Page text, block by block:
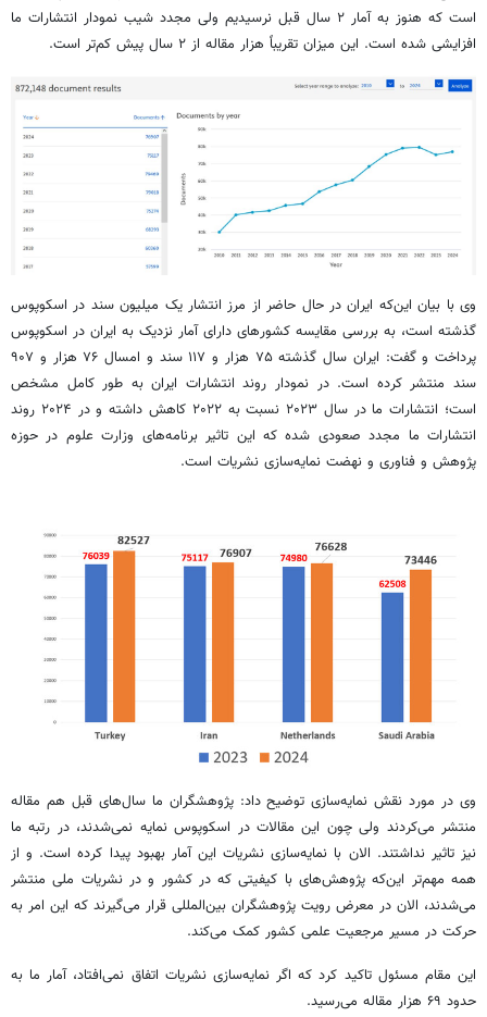
است که هنوز به آمار ۲ سال قبل نرسیدیم ولی مجدد شیب نمودار انتشارات ما
افزایشی شده است. این میزان تقریباً هزار مقاله از ۲ سال پیش کم‌تر است.
وی با بیان این‌که ایران در حال حاضر از مرز انتشار یک میلیون سند در اسکوپوس
گذشته است، به بررسی مقایسه کشورهای دارای آمار نزدیک به ایران در اسکوپوس
پرداخت و گفت: ایران سال گذشته ۷۵ هزار و ۱۱۷ سند و امسال ۷۶ هزار و ۹۰۷
سند منتشر کرده است. در نمودار روند انتشارات ایران به طور کامل مشخص
است؛ انتشارات ما در سال ۲۰۲۳ نسبت به
۲۰۲۲ کاهش داشته و در ۲۰۲۴ روند
انتشارات ما مجدد صعودی شده که این تاثیر برنامه‌های وزارت علوم در حوزه
پژوهش و فناوری و نهضت نمایه‌سازی نشریات است.
وی در مورد نقش نمایه‌سازی توضیح داد: پژوهشگران ما سال‌های قبل هم مقاله
منتشر می‌کردند ولی چون این مقالات در اسکوپوس نمایه نمی‌شدند، در رتبه ما
نیز تاثیر نداشتند. الان با نمایه‌سازی نشریات این آمار بهبود پیدا کرده است. و از
همه مهم‌تر این‌که پژوهش‌های با کیفیتی که در کشور و در نشریات ملی منتشر
می‌شدند، الان در معرض رویت پژوهشگران بین‌المللی قرار می‌گیرند که این امر به
حرکت در مسیر مرجعیت علمی کشور کمک می‌کند.
این مقام مسئول تاکید کرد که اگر نمایه‌سازی نشریات اتفاق نمی‌افتاد، آمار ما به
حدود ۶۹ هزار مقاله می‌رسید.